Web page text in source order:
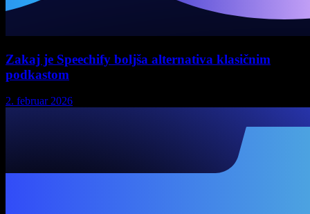
Zakaj je Speechify boljša alternativa klasičnim
podkastom
2. februar 2026